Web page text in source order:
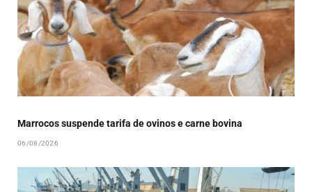
Marrocos suspende tarifa de ovinos e carne bovina
06/08/2026